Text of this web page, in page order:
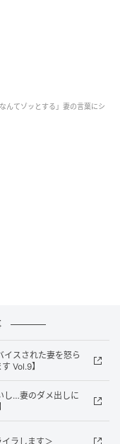
んてゾッとする」妻の言葉にシ
イスされた妻を怒ら
Vol.9】
し…妻のダメ出しに
イラします＞